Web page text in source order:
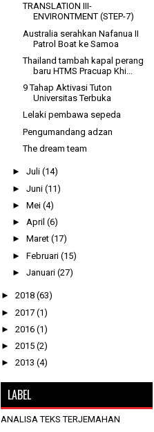
TRANSLATION III-
ENVIRONTMENT (STEP-7)
Australia serahkan Nafanua II
Patrol Boat ke Samoa
Thailand tambah kapal perang
baru HTMS Pracuap Khi...
9 Tahap Aktivasi Tuton
Universitas Terbuka
Lelaki pembawa sepeda
Pengumandang adzan
The dream team
► Juli (14)
► Juni (11)
► Mei (4)
► April (6)
► Maret (17)
► Februari (15)
► Januari (27)
► 2018 (63)
► 2017 (1)
► 2016 (1)
► 2015 (2)
► 2013 (4)
LABEL
ANALISA TEKS TERJEMAHAN